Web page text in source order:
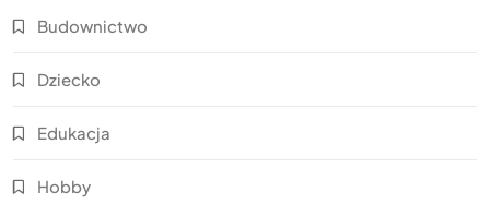
Budownictwo
Dziecko
Edukacja
Hobby